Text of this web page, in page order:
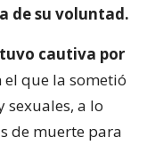
de su voluntad.
cautiva por
el que la sometió
sexuales, a lo
de muerte para